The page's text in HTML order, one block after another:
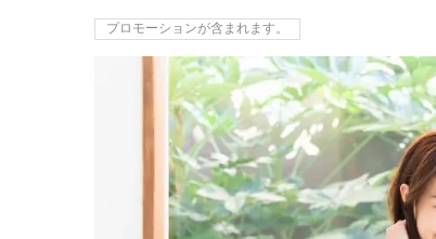
プロモーションが含まれます。